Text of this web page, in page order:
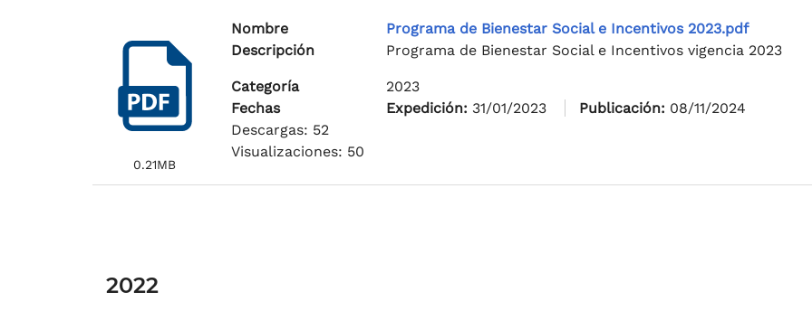
0.21MB
Nombre
Programa de Bienestar Social e Incentivos 2023.pdf
Descripción
Programa de Bienestar Social e Incentivos vigencia 2023
Categoría
2023
Fechas
Expedición: 31/01/2023 Publicación: 08/11/2024
Descargas: 52
Visualizaciones: 50
2022